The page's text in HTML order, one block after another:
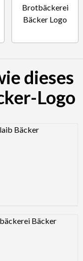
dieses
Logo
Image
Image